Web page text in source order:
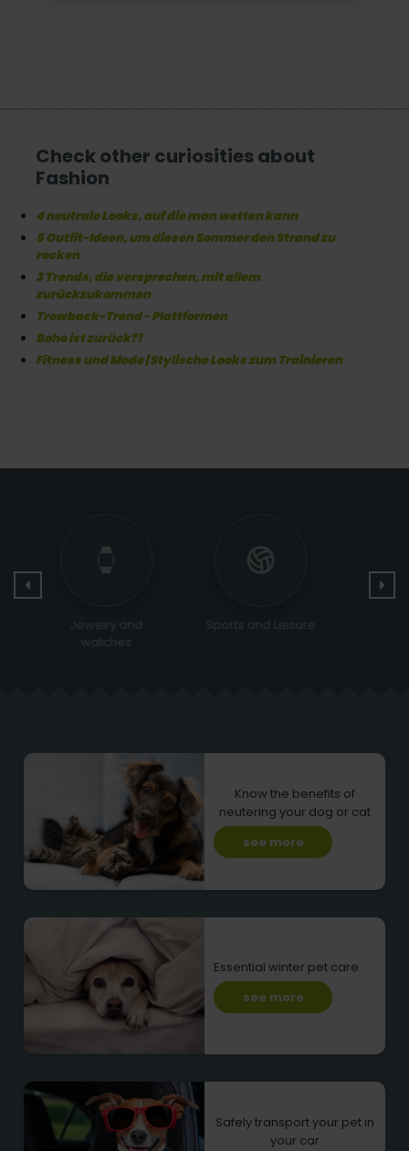
Check other curiosities about
Fashion
4 neutrale Looks, auf die man wetten kann
5 Outfit-Ideen, um diesen Sommer den Strand zu
rocken
3 Trends, die versprechen, mit allem
zurückzukommen
Trowback-Trend - Plattformen
Boho ist zurück?!
Fitness und Mode | Stylische Looks zum Trainieren
Sports and Leisure
Religious &
Know the benefits of
neutering your dog or cat
see more
Essential winter pet care
see more
Safely transport your pet in
your car